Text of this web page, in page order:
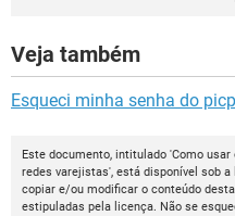
Veja também
Esqueci minha senha do
Este documento, intitulado 'Como
redes varejistas', está disponível sob a
copiar e/ou modificar o conteúdo
estipuladas pela licença. Não se